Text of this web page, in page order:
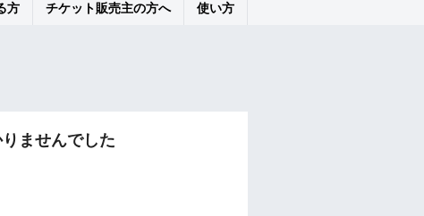
方 チケット販売主の方へ 使い方
ませんでした